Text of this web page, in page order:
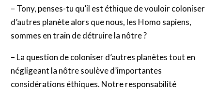
– Tony, penses-tu qu’il est éthique de vouloir coloniser
d’autres planète alors que nous, les Homo sapiens,
sommes en train de détruire la nôtre ?
– La question de coloniser d’autres planètes tout en
négligeant la nôtre soulève d’importantes
considérations éthiques. Notre responsabilité